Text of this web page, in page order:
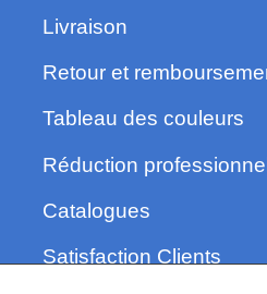
Livraison
Retour et
Tableau des couleurs
Réduction
Catalogues
Satisfaction Clients